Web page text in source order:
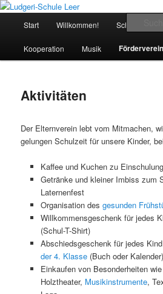
Zum
springenLudgeri-Schule Leer
verlässliche Grundschule
Start Willkommen! Schule
Kooperation Musik Förderverein
Aktivitäten
Der Elternverein lebt vom Mitmachen,
gelungen Schulzeit für unsere Kinder,
Kaffee und Kuchen zu
Getränke und kleiner Imbiss zum
Laternenfest
Organisation des gesunden
Willkommensgeschenk für jedes
(Schul-T-Shirt)
Abschiedsgeschenk für jedes
der 4. Klasse (Buch oder Kalender)
Einkaufen von Besonderheiten
Holztheater, Musikinstrumente,